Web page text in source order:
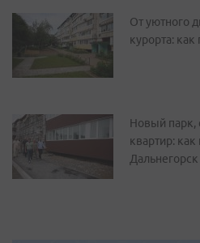
От уютного
курорта:
Новый парк,
квартир:
Дальнегорск